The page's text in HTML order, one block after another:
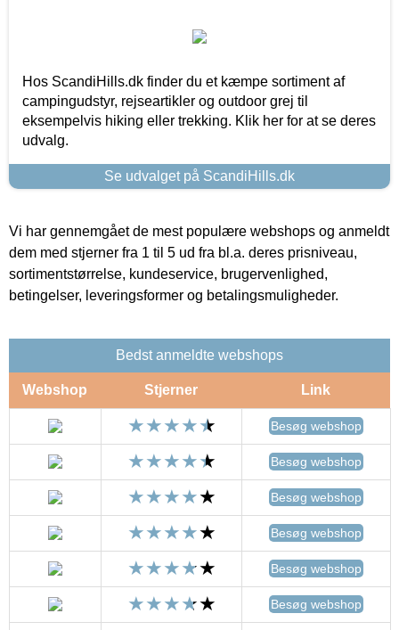
Hos ScandiHills.dk finder du et kæmpe sortiment af
campingudstyr, rejseartikler og outdoor grej til
eksempelvis hiking eller trekking. Klik her for at se deres
udvalg.
Se udvalget på ScandiHills.dk
Vi har gennemgået de mest populære webshops og anmeldt
dem med stjerner fra 1 til 5 ud fra bl.a. deres prisniveau,
sortimentstørrelse, kundeservice, brugervenlighed,
betingelser, leveringsformer og betalingsmuligheder.
Bedst anmeldte webshops
Webshop Stjerner Link
Besøg webshop
Besøg webshop
Besøg webshop
Besøg webshop
Besøg webshop
Besøg webshop